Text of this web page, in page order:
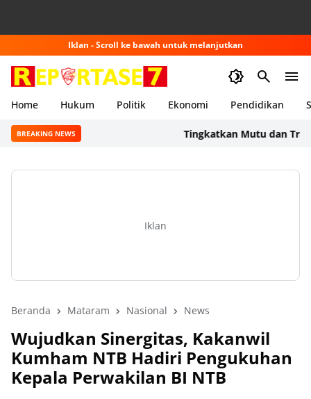
Iklan - Scroll ke bawah untuk melanjutkan
Home Hukum Politik Ekonomi Pendidikan
BREAKING NEWS Tingkatkan Mutu dan
Iklan
Beranda Mataram Nasional News
Wujudkan Sinergitas, Kakanwil
Kumham NTB Hadiri Pengukuhan
Kepala Perwakilan BI NTB